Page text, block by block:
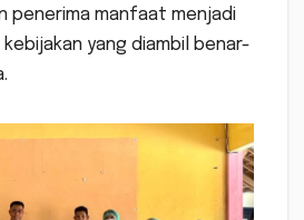
penerima manfaat menjadi
yang diambil benar-